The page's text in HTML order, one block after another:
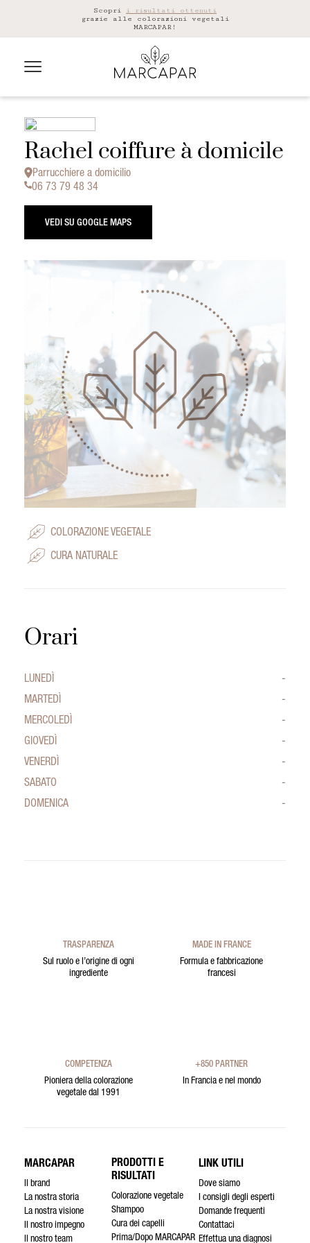
Scopri i risultati ottenuti
grazie alle colorazioni vegetali
MARCAPAR!
Rachel coiffure à domicile
Parrucchiere a domicilio
06 73 79 48 34
VEDI SU GOOGLE MAPS
COLORAZIONE VEGETALE
CURA NATURALE
Orari
LUNEDÌ
-
MARTEDÌ
-
MERCOLEDÌ
-
GIOVEDÌ
-
VENERDÌ
-
SABATO
-
DOMENICA
-
TRASPARENZA
Sul ruolo e l’origine di ogni
ingrediente
MADE IN FRANCE
Formula e fabbricazione
francesi
COMPETENZA
Pioniera della colorazione
vegetale dal 1991
+850 PARTNER
In Francia e nel mondo
MARCAPAR
Il brand
La nostra storia
La nostra visione
Il nostro impegno
Il nostro team
PRODOTTI E
RISULTATI
Colorazione vegetale
Shampoo
Cura dei capelli
Prima/Dopo MARCAPAR
LINK UTILI
Dove siamo
I consigli degli esperti
Domande frequenti
Contattaci
Effettua una diagnosi